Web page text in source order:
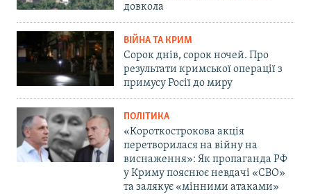
довкола
ВІЙНА ТА КРИМ
Сорок днів, сорок ночей. Про
результати кримської операції з
примусу Росії до миру
ПОЛІТИКА
«Короткострокова акція
перетворилася на війну на
виснаження»: Як пропаганда РФ
у Криму пояснює невдачі «СВО»
та залякує «мінними атаками»